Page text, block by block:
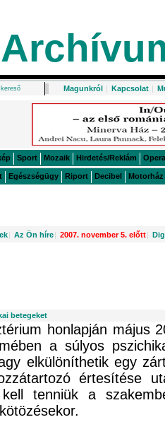
Magunkról | Kapcsolat |
Sport Mozaik Hirdetés/Reklám Opera
Egészségügy Riport Decibel Motorház
| Az Ön híre| 2007. november 5. előtt|
betegeket
honlapján május
a súlyos
elkülöníthetik egy
értesítése
tenniük a